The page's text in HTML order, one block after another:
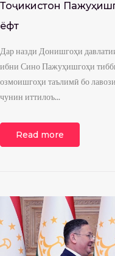
Тоҷикистон
ёфт
Дар назди Донишгоҳи
ибни Сино Пажуҳишгоҳи
озмоишгоҳи таълимӣ бо
чунин иттилоъ...
Read more